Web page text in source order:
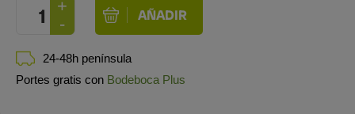
24-48h península
Portes gratis con Bodeboca Plus